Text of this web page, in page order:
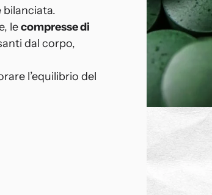
bilanciata.
lecompresse di
dal corpo,
l’equilibrio del